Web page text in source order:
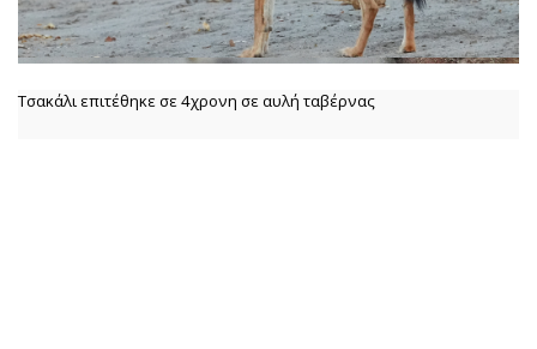
Τσακάλι επιτέθηκε σε 4χρονη σε αυλή ταβέρνας